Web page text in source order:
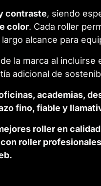
contraste, siendo
color. Cada roller
alcance para
la marca al incluirse
adicional de
academias,
fino, fiable y
roller en
roller